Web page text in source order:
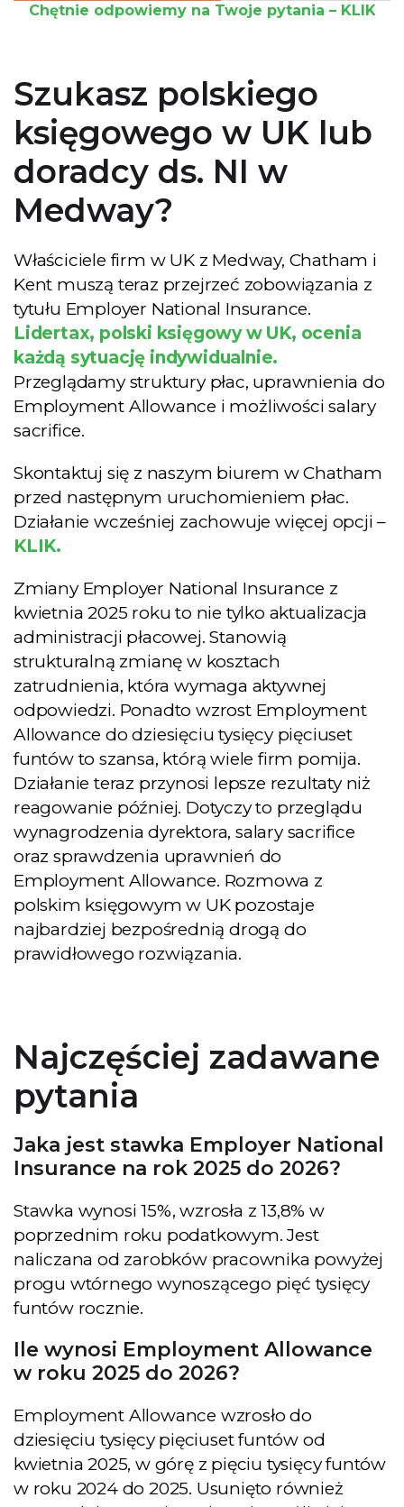
Chętnie odpowiemy na Twoje pytania – KLIK
Szukasz polskiego
księgowego w UK lub
doradcy ds. NI w
Medway?
Właściciele firm w UK z Medway, Chatham i
Kent muszą teraz przejrzeć zobowiązania z
tytułu Employer National Insurance.
Lidertax, polski księgowy w UK, ocenia
każdą sytuację indywidualnie.
Przeglądamy struktury płac, uprawnienia do
Employment Allowance i możliwości salary
sacrifice.
Skontaktuj się z naszym biurem w Chatham
przed następnym uruchomieniem płac.
Działanie wcześniej zachowuje więcej opcji –
KLIK.
Zmiany Employer National Insurance z
kwietnia 2025 roku to nie tylko aktualizacja
administracji płacowej. Stanowią
strukturalną zmianę w kosztach
zatrudnienia, która wymaga aktywnej
odpowiedzi. Ponadto wzrost Employment
Allowance do dziesięciu tysięcy pięciuset
funtów to szansa, którą wiele firm pomija.
Działanie teraz przynosi lepsze rezultaty niż
reagowanie później. Dotyczy to przeglądu
wynagrodzenia dyrektora, salary sacrifice
oraz sprawdzenia uprawnień do
Employment Allowance. Rozmowa z
polskim księgowym w UK pozostaje
najbardziej bezpośrednią drogą do
prawidłowego rozwiązania.
Najczęściej zadawane
pytania
Jaka jest stawka Employer National
Insurance na rok 2025 do 2026?
Stawka wynosi 15%, wzrosła z 13,8% w
poprzednim roku podatkowym. Jest
naliczana od zarobków pracownika powyżej
progu wtórnego wynoszącego pięć tysięcy
funtów rocznie.
Ile wynosi Employment Allowance
w roku 2025 do 2026?
Employment Allowance wzrosło do
dziesięciu tysięcy pięciuset funtów od
kwietnia 2025, w górę z pięciu tysięcy funtów
w roku 2024 do 2025. Usunięto również